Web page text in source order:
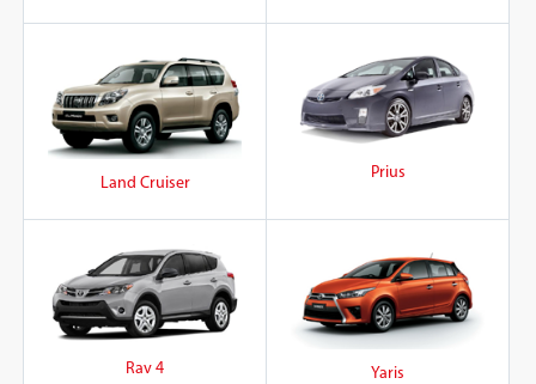
Land Cruiser
Prius
Rav 4 Yaris